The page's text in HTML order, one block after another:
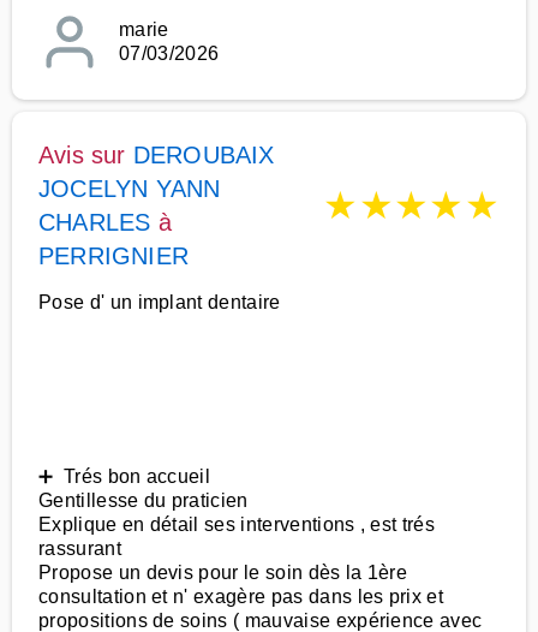
marie
07/03/2026
Avis sur DEROUBAIX
JOCELYN YANN
CHARLES à
PERRIGNIER
★★★★★
Pose d' un implant dentaire
➕ Trés bon accueil
Gentillesse du praticien
Explique en détail ses interventions , est trés
rassurant
Propose un devis pour le soin dès la 1ère
consultation et n' exagère pas dans les prix et
propositions de soins ( mauvaise expérience avec